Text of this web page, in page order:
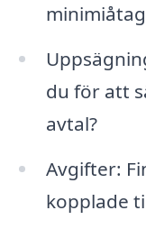
du för att
avtal?
Avgifter:
kopplade